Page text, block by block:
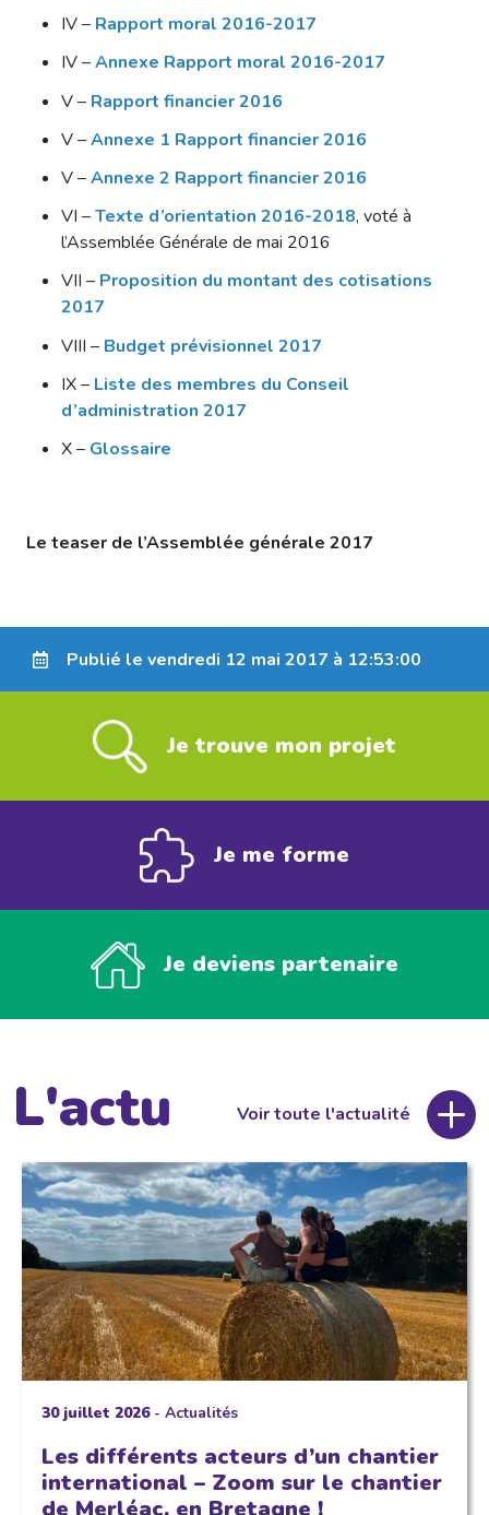
IV – Rapport moral 2016-2017
IV –Annexe Rapport moral 2016-2017
V – Rapport financier 2016
V –Annexe 1 Rapport financier 2016
V –Annexe 2 Rapport financier 2016
VI –Texte d’orientation 2016-2018, voté à
l’Assemblée Générale de mai 2016
VII – Proposition du montant des cotisations
2017
VIII – Budget prévisionnel 2017
IX – Liste des membres du Conseil
d’administration 2017
X – Glossaire
Le teaser de l’Assemblée générale 2017
Publié le vendredi 12 mai 2017 à 12:53:00
Je trouve mon projet
Je me forme
Je deviens partenaire
L'actu Voir toute l'actualité
30 juillet 2026- Actualités
Les différents acteurs d’un chantier
international – Zoom sur le chantier
de Merléac, en Bretagne !